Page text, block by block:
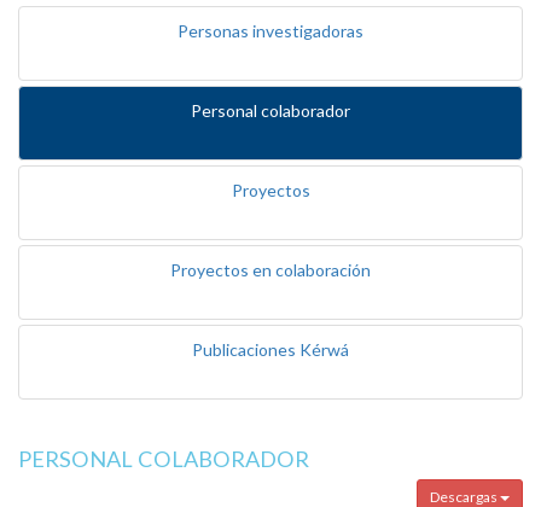
Personas investigadoras
Personal colaborador
Proyectos
Proyectos en colaboración
Publicaciones Kérwá
PERSONAL COLABORADOR
Descargas